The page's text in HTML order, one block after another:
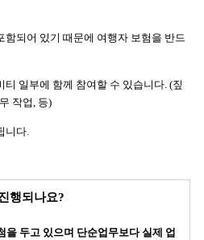
되어 있기 때문에 여행자 보험을 반드
일부에 함께 참여할 수 있습니다. (짚
작업, 등)
니다.
행되나요?
을 두고 있으며 단순업무보다 실제 업